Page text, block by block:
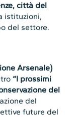
città del
istituzioni,
del settore.
Arsenale)
“I prossimi
del
del
future del